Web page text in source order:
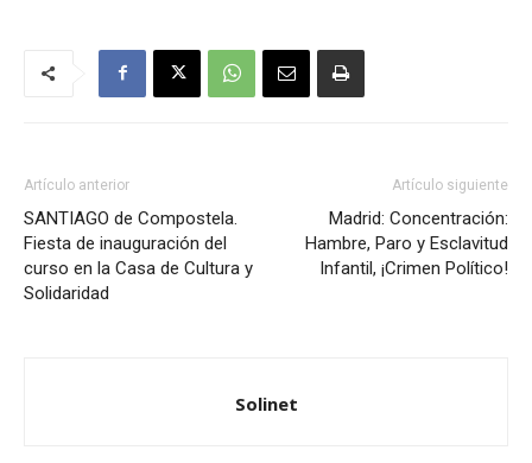
Artículo anterior
SANTIAGO de Compostela.
Fiesta de inauguración del
curso en la Casa de Cultura y
Solidaridad
Artículo siguiente
Madrid: Concentración:
Hambre, Paro y Esclavitud
Infantil, ¡Crimen Político!
Solinet